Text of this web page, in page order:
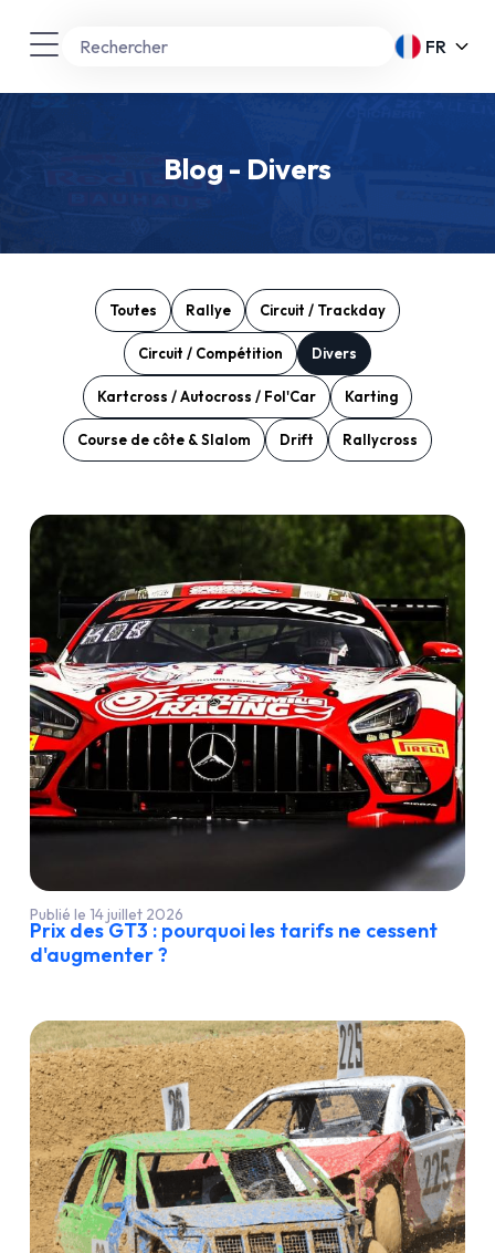
FR
Blog - Divers
Toutes Rallye Circuit / Trackday
Circuit / Compétition Divers
Kartcross / Autocross / Fol'Car Karting
Course de côte & Slalom Drift Rallycross
Publié le 14 juillet 2026
Prix des GT3 : pourquoi les tarifs ne cessent
d'augmenter ?